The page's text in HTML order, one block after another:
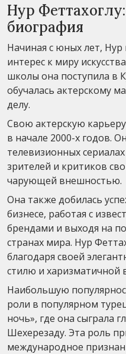
Нур
биография
Начиная с юных лет,
интерес к миру
школы она поступила в
обучалась актерскому
делу.
Свою актерскую
в начале 2000-х годов.
телевизионных
зрителей и критиков
чарующей внешностью.
Она также добилась
бизнесе, работая с
брендами и выходя на
странах мира. Нур
благодаря своей
стилю и харизматичной
Наибольшую
роли в популярном
ночь», где она сыграла
Шехерезаду. Эта роль
международное